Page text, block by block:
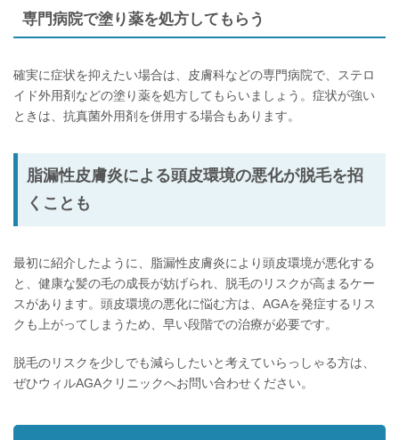
専門病院で塗り薬を処方してもらう
確実に症状を抑えたい場合は、皮膚科などの専門病院で、ステロ
イド外用剤などの塗り薬を処方してもらいましょう。症状が強い
ときは、抗真菌外用剤を併用する場合もあります。
脂漏性皮膚炎による頭皮環境の悪化が脱毛を招
くことも
最初に紹介したように、脂漏性皮膚炎により頭皮環境が悪化する
と、健康な髪の毛の成長が妨げられ、脱毛のリスクが高まるケー
スがあります。頭皮環境の悪化に悩む方は、AGAを発症するリス
クも上がってしまうため、早い段階での治療が必要です。
脱毛のリスクを少しでも減らしたいと考えていらっしゃる方は、
ぜひウィルAGAクリニックへお問い合わせください。